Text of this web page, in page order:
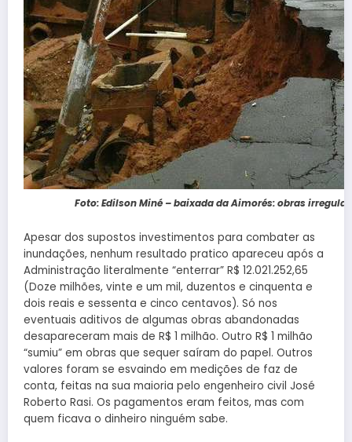
Foto: Edilson Miné – baixada da Aimorés: obras
Apesar dos supostos investimentos para combater as
inundações, nenhum resultado pratico apareceu após a
Administração literalmente “enterrar” R$ 12.021.252,65
(Doze milhões, vinte e um mil, duzentos e cinquenta e
dois reais e sessenta e cinco centavos). Só nos
eventuais aditivos de algumas obras abandonadas
desapareceram mais de R$ 1 milhão. Outro R$ 1 milhão
“sumiu” em obras que sequer saíram do papel. Outros
valores foram se esvaindo em medições de faz de
conta, feitas na sua maioria pelo engenheiro civil José
Roberto Rasi. Os pagamentos eram feitos, mas com
quem ficava o dinheiro ninguém sabe.